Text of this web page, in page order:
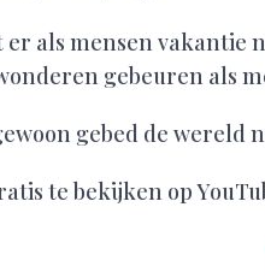
er als mensen vakantie
gebeuren als
gebed de wereld
te bekijken op